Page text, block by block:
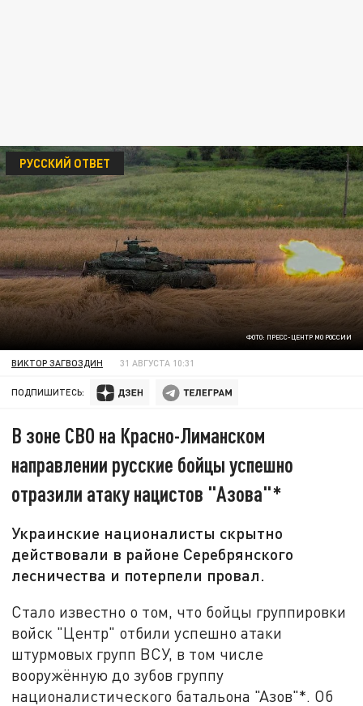
ФОТО: ПРЕСС-ЦЕНТР МО РОССИИ
РУССКИЙ ОТВЕТ
ВИКТОР ЗАГВОЗДИН 31 АВГУСТА 10:31
ПОДПИШИТЕСЬ:
В зоне СВО на Красно-Лиманском
направлении русские бойцы успешно
отразили атаку нацистов "Азова"*
Украинские националисты скрытно
действовали в районе Серебрянского
лесничества и потерпели провал.
Стало известно о том, что бойцы группировки
войск "Центр" отбили успешно атаки
штурмовых групп ВСУ, в том числе
вооружённую до зубов группу
националистического батальона "Азов"*. Об